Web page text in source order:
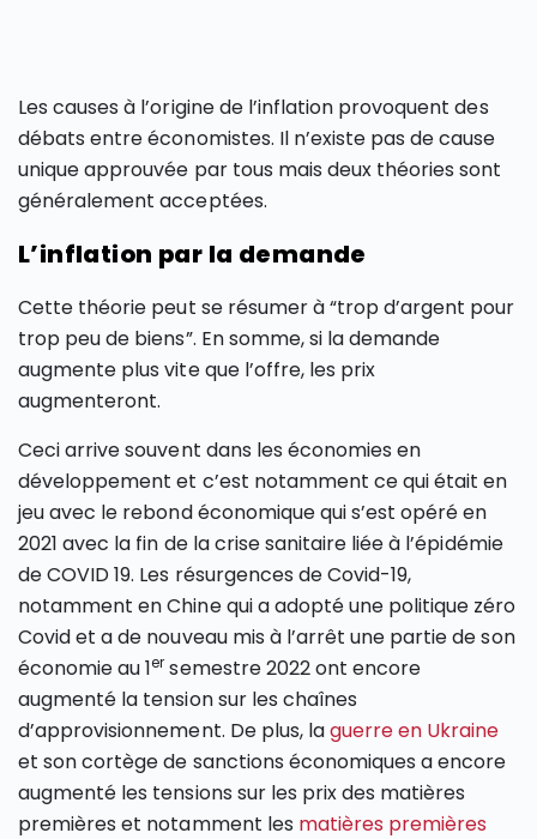
Les causes à l’origine de l’inflation provoquent des
débats entre économistes. Il n’existe pas de cause
unique approuvée par tous mais deux théories sont
généralement acceptées.
L’inflation par la demande
Cette théorie peut se résumer à “trop d’argent pour
trop peu de biens”. En somme, si la demande
augmente plus vite que l’offre, les prix
augmenteront.
Ceci arrive souvent dans les économies en
développement et c’est notamment ce qui était en
jeu avec le rebond économique qui s’est opéré en
2021 avec la fin de la crise sanitaire liée à l’épidémie
de COVID 19. Les résurgences de Covid-19,
notamment en Chine qui a adopté une politique zéro
Covid et a de nouveau mis à l’arrêt une partie de son
économie au 1er semestre 2022 ont encore
augmenté la tension sur les chaînes
d’approvisionnement. De plus, laguerre en Ukraine
et son cortège de sanctions économiques a encore
augmenté les tensions sur les prix des matières
premières et notamment les matières premières